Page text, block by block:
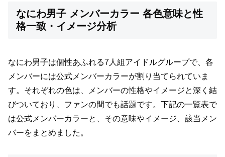
なにわ男子 メンバーカラー 各色意味と性
格一致・イメージ分析
なにわ男子は個性あふれる7人組アイドルグループで、各
メンバーには公式メンバーカラーが割り当てられていま
す。それぞれの色は、メンバーの性格やイメージと深く結
びついており、ファンの間でも話題です。下記の一覧表で
は公式メンバーカラーと、その意味やイメージ、該当メン
バーをまとめました。